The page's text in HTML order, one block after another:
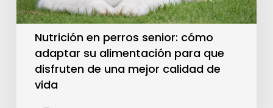
Nutrición en perros senior: cómo
adaptar su alimentación para que
disfruten de una mejor calidad de
vida